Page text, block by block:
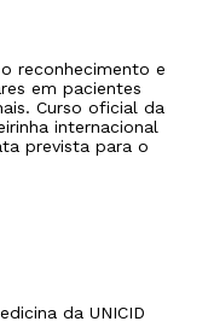
-
reconhecimento e
em pacientes
Curso oficial da
internacional
da UNICID